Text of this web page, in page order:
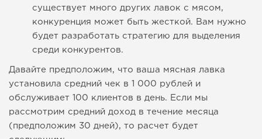
существует много других лавок с мясом,
конкуренция может быть жесткой. Вам нужно
будет разработать стратегию для выделения
среди конкурентов.
Давайте предположим, что ваша мясная лавка
установила средний чек в 1 000 рублей и
обслуживает 100 клиентов в день. Если мы
рассмотрим средний доход в течение месяца
(предположим 30 дней), то расчет будет